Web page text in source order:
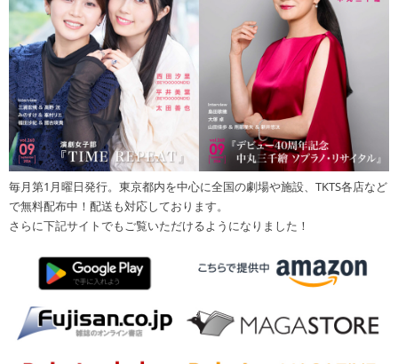
毎月第1月曜日発行。東京都内を中心に全国の劇場や施設、TKTS各店など
で無料配布中！配送も対応しております。
さらに下記サイトでもご覧いただけるようになりました！